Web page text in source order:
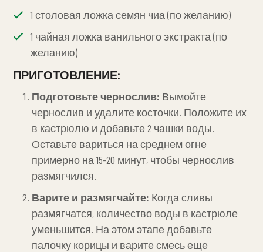
1 столовая ложка семян чиа (по желанию)
1 чайная ложка ванильного экстракта (по
желанию)
ПРИГОТОВЛЕНИЕ:
Подготовьте чернослив: Вымойте
чернослив и удалите косточки. Положите их
в кастрюлю и добавьте 2 чашки воды.
Оставьте вариться на среднем огне
примерно на 15-20 минут, чтобы чернослив
размягчился.
Варите и размягчайте: Когда сливы
размягчатся, количество воды в кастрюле
уменьшится. На этом этапе добавьте
палочку корицы и варите смесь еще